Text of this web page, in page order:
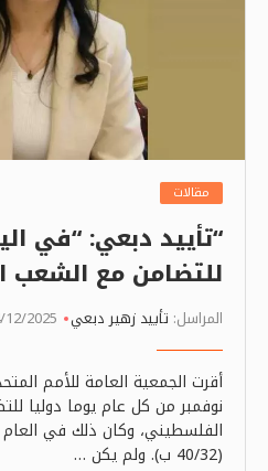
مقالات
“تأييد دبعي: “في
للتضامن مع الشعب
المراسل: تأييد زهير دبعي 12/2025
أقرت الجمعية العامة للأمم
نوفمبر من كل عام يوما دوليا
(40/32 ب). ولم يكن …